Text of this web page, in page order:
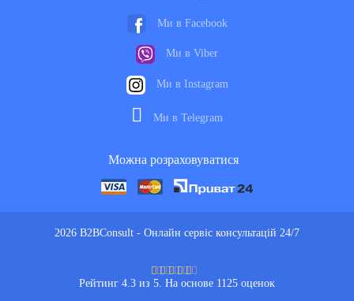
2026 B2BConsult - Онлайн сервіс консультацій 24/7
Рейтинг 4.3 из 5. На основе 1125 оценок
Ми в Facebook
Ми в Viber
Ми в Instagram
Ми в Telegram
Можна розраховуватися